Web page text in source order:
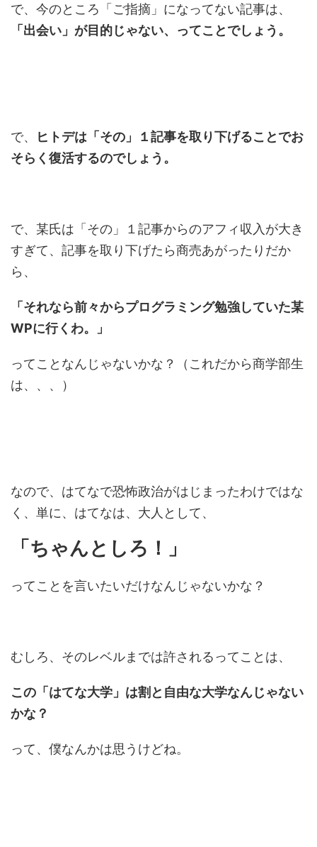
で、今のところ「ご指摘」になってない記事は、
「出会い」が目的じゃない、ってことでしょう。
で、
ヒトデは「その」１記事を取り下げることでお
そらく復活するのでしょう。
で、某氏は「その」１記事からのアフィ収入が大き
すぎて、記事を取り下げたら商売あがったりだか
ら、
「それなら前々からプログラミング勉強していた某
WPに行くわ。」
ってことなんじゃないかな？（これだから商学部生
は、、、）
なので、はてなで恐怖政治がはじまったわけではな
く、単に、はてなは、大人として、
「ちゃんとしろ！」
ってことを言いたいだけなんじゃないかな？
むしろ、そのレベルまでは許されるってことは、
この「はてな大学」は割と自由な大学なんじゃない
かな？
って、僕なんかは思うけどね。